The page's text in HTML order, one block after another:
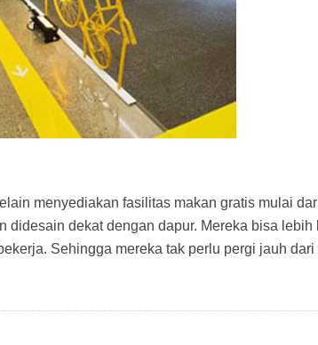
menyediakan fasilitas makan gratis mulai
didesain dekat dengan dapur. Mereka bisa lebih
Sehingga mereka tak perlu pergi jauh dari